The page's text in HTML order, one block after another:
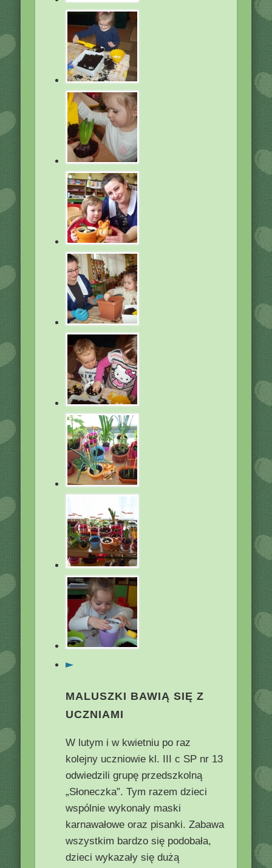
►
MALUSZKI BAWIĄ SIĘ Z
UCZNIAMI
W lutym i w kwietniu po raz
kolejny uczniowie kl. III c SP nr 13
odwiedzili grupę przedszkolną
„Słoneczka”. Tym razem dzieci
wspólnie wykonały maski
karnawałowe oraz pisanki. Zabawa
wszystkim bardzo się podobała,
dzieci wykazały się dużą